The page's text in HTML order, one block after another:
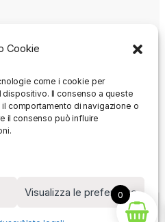
Cookie
come i cookie per
Il consenso a queste
comportamento di navigazione o
il consenso può influire
Visualizza le preferenze
0